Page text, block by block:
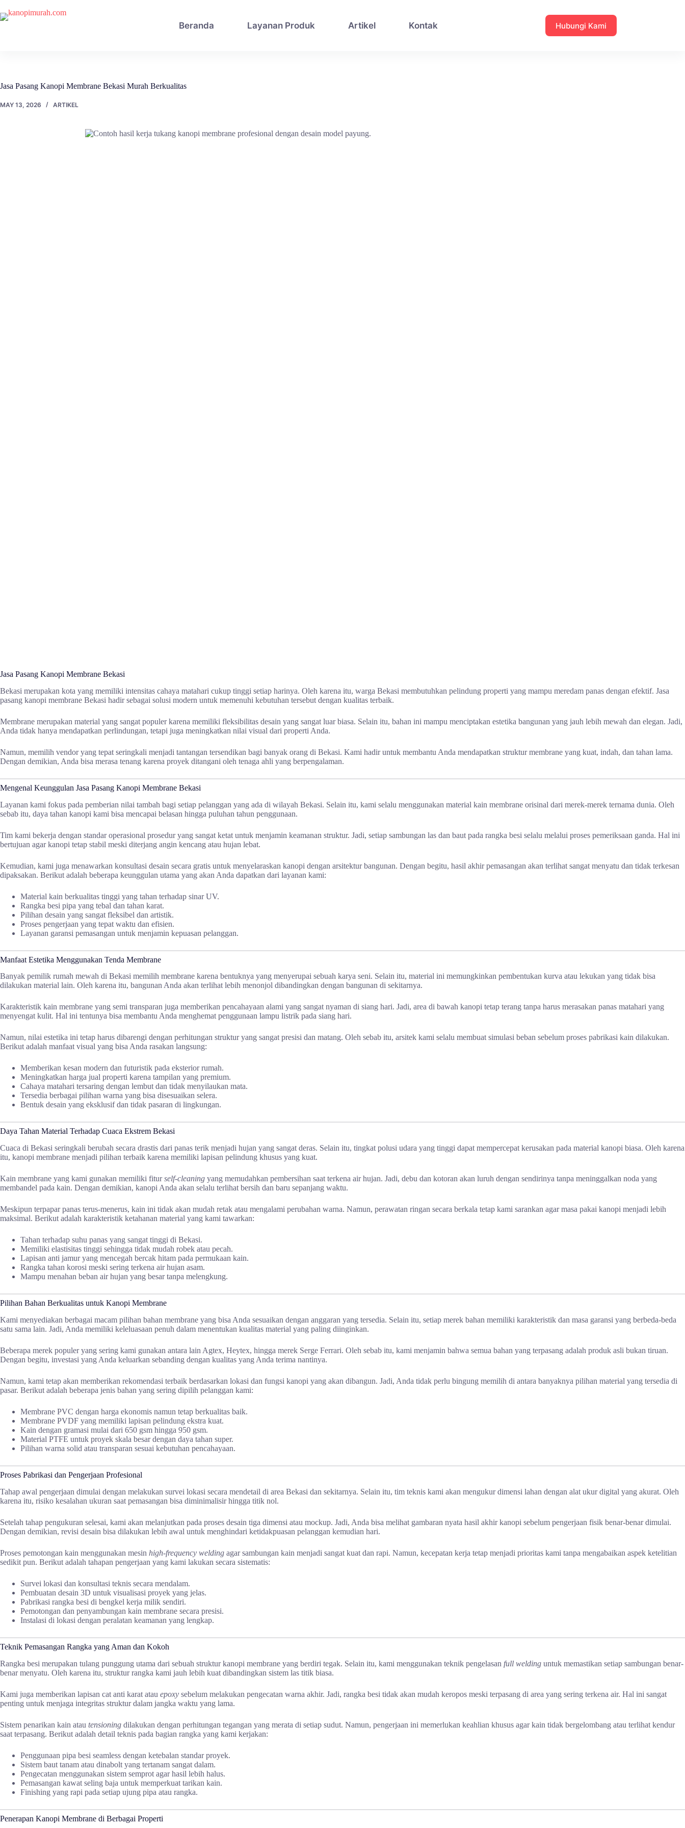
to
content
Beranda Layanan Produk Artikel Kontak Hubungi Kami
Jasa Pasang Kanopi Membrane Bekasi Murah Berkualitas
MAY 13, 2026 ARTIKEL
Jasa Pasang Kanopi Membrane Bekasi
Bekasi merupakan kota yang memiliki intensitas cahaya matahari cukup tinggi setiap harinya. Oleh karena itu, warga Bekasi membutuhkan pelindung properti yang mampu meredam panas dengan efektif. Jasa
pasang kanopi membrane Bekasi hadir sebagai solusi modern untuk memenuhi kebutuhan tersebut dengan kualitas terbaik.
Membrane merupakan material yang sangat populer karena memiliki fleksibilitas desain yang sangat luar biasa. Selain itu, bahan ini mampu menciptakan estetika bangunan yang jauh lebih mewah dan elegan. Jadi,
Anda tidak hanya mendapatkan perlindungan, tetapi juga meningkatkan nilai visual dari properti Anda.
Namun, memilih vendor yang tepat seringkali menjadi tantangan tersendikan bagi banyak orang di Bekasi. Kami hadir untuk membantu Anda mendapatkan struktur membrane yang kuat, indah, dan tahan lama.
Dengan demikian, Anda bisa merasa tenang karena proyek ditangani oleh tenaga ahli yang berpengalaman.
Mengenal Keunggulan Jasa Pasang Kanopi Membrane Bekasi
Layanan kami fokus pada pemberian nilai tambah bagi setiap pelanggan yang ada di wilayah Bekasi. Selain itu, kami selalu menggunakan material kain membrane orisinal dari merek-merek ternama dunia. Oleh
sebab itu, daya tahan kanopi kami bisa mencapai belasan hingga puluhan tahun penggunaan.
Tim kami bekerja dengan standar operasional prosedur yang sangat ketat untuk menjamin keamanan struktur. Jadi, setiap sambungan las dan baut pada rangka besi selalu melalui proses pemeriksaan ganda. Hal ini
bertujuan agar kanopi tetap stabil meski diterjang angin kencang atau hujan lebat.
Kemudian, kami juga menawarkan konsultasi desain secara gratis untuk menyelaraskan kanopi dengan arsitektur bangunan. Dengan begitu, hasil akhir pemasangan akan terlihat sangat menyatu dan tidak terkesan
dipaksakan. Berikut adalah beberapa keunggulan utama yang akan Anda dapatkan dari layanan kami:
Material kain berkualitas tinggi yang tahan terhadap sinar UV.
Rangka besi pipa yang tebal dan tahan karat.
Pilihan desain yang sangat fleksibel dan artistik.
Proses pengerjaan yang tepat waktu dan efisien.
Layanan garansi pemasangan untuk menjamin kepuasan pelanggan.
Manfaat Estetika Menggunakan Tenda Membrane
Banyak pemilik rumah mewah di Bekasi memilih membrane karena bentuknya yang menyerupai sebuah karya seni. Selain itu, material ini memungkinkan pembentukan kurva atau lekukan yang tidak bisa
dilakukan material lain. Oleh karena itu, bangunan Anda akan terlihat lebih menonjol dibandingkan dengan bangunan di sekitarnya.
Karakteristik kain membrane yang semi transparan juga memberikan pencahayaan alami yang sangat nyaman di siang hari. Jadi, area di bawah kanopi tetap terang tanpa harus merasakan panas matahari yang
menyengat kulit. Hal ini tentunya bisa membantu Anda menghemat penggunaan lampu listrik pada siang hari.
Namun, nilai estetika ini tetap harus dibarengi dengan perhitungan struktur yang sangat presisi dan matang. Oleh sebab itu, arsitek kami selalu membuat simulasi beban sebelum proses pabrikasi kain dilakukan.
Berikut adalah manfaat visual yang bisa Anda rasakan langsung:
Memberikan kesan modern dan futuristik pada eksterior rumah.
Meningkatkan harga jual properti karena tampilan yang premium.
Cahaya matahari tersaring dengan lembut dan tidak menyilaukan mata.
Tersedia berbagai pilihan warna yang bisa disesuaikan selera.
Bentuk desain yang eksklusif dan tidak pasaran di lingkungan.
Daya Tahan Material Terhadap Cuaca Ekstrem Bekasi
Cuaca di Bekasi seringkali berubah secara drastis dari panas terik menjadi hujan yang sangat deras. Selain itu, tingkat polusi udara yang tinggi dapat mempercepat kerusakan pada material kanopi biasa. Oleh karena
itu, kanopi membrane menjadi pilihan terbaik karena memiliki lapisan pelindung khusus yang kuat.
Kain membrane yang kami gunakan memiliki fiturself-cleaning yang memudahkan pembersihan saat terkena air hujan. Jadi, debu dan kotoran akan luruh dengan sendirinya tanpa meninggalkan noda yang
membandel pada kain. Dengan demikian, kanopi Anda akan selalu terlihat bersih dan baru sepanjang waktu.
Meskipun terpapar panas terus-menerus, kain ini tidak akan mudah retak atau mengalami perubahan warna. Namun, perawatan ringan secara berkala tetap kami sarankan agar masa pakai kanopi menjadi lebih
maksimal. Berikut adalah karakteristik ketahanan material yang kami tawarkan:
Tahan terhadap suhu panas yang sangat tinggi di Bekasi.
Memiliki elastisitas tinggi sehingga tidak mudah robek atau pecah.
Lapisan anti jamur yang mencegah bercak hitam pada permukaan kain.
Rangka tahan korosi meski sering terkena air hujan asam.
Mampu menahan beban air hujan yang besar tanpa melengkung.
Pilihan Bahan Berkualitas untuk Kanopi Membrane
Kami menyediakan berbagai macam pilihan bahan membrane yang bisa Anda sesuaikan dengan anggaran yang tersedia. Selain itu, setiap merek bahan memiliki karakteristik dan masa garansi yang berbeda-beda
satu sama lain. Jadi, Anda memiliki keleluasaan penuh dalam menentukan kualitas material yang paling diinginkan.
Beberapa merek populer yang sering kami gunakan antara lain Agtex, Heytex, hingga merek Serge Ferrari. Oleh sebab itu, kami menjamin bahwa semua bahan yang terpasang adalah produk asli bukan tiruan.
Dengan begitu, investasi yang Anda keluarkan sebanding dengan kualitas yang Anda terima nantinya.
Namun, kami tetap akan memberikan rekomendasi terbaik berdasarkan lokasi dan fungsi kanopi yang akan dibangun. Jadi, Anda tidak perlu bingung memilih di antara banyaknya pilihan material yang tersedia di
pasar. Berikut adalah beberapa jenis bahan yang sering dipilih pelanggan kami:
Membrane PVC dengan harga ekonomis namun tetap berkualitas baik.
Membrane PVDF yang memiliki lapisan pelindung ekstra kuat.
Kain dengan gramasi mulai dari 650 gsm hingga 950 gsm.
Material PTFE untuk proyek skala besar dengan daya tahan super.
Pilihan warna solid atau transparan sesuai kebutuhan pencahayaan.
Proses Pabrikasi dan Pengerjaan Profesional
Tahap awal pengerjaan dimulai dengan melakukan survei lokasi secara mendetail di area Bekasi dan sekitarnya. Selain itu, tim teknis kami akan mengukur dimensi lahan dengan alat ukur digital yang akurat. Oleh
karena itu, risiko kesalahan ukuran saat pemasangan bisa diminimalisir hingga titik nol.
Setelah tahap pengukuran selesai, kami akan melanjutkan pada proses desain tiga dimensi atau mockup. Jadi, Anda bisa melihat gambaran nyata hasil akhir kanopi sebelum pengerjaan fisik benar-benar dimulai.
Dengan demikian, revisi desain bisa dilakukan lebih awal untuk menghindari ketidakpuasan pelanggan kemudian hari.
Proses pemotongan kain menggunakan mesin high-frequency welding agar sambungan kain menjadi sangat kuat dan rapi. Namun, kecepatan kerja tetap menjadi prioritas kami tanpa mengabaikan aspek ketelitian
sedikit pun. Berikut adalah tahapan pengerjaan yang kami lakukan secara sistematis:
Survei lokasi dan konsultasi teknis secara mendalam.
Pembuatan desain 3D untuk visualisasi proyek yang jelas.
Pabrikasi rangka besi di bengkel kerja milik sendiri.
Pemotongan dan penyambungan kain membrane secara presisi.
Instalasi di lokasi dengan peralatan keamanan yang lengkap.
Teknik Pemasangan Rangka yang Aman dan Kokoh
Rangka besi merupakan tulang punggung utama dari sebuah struktur kanopi membrane yang berdiri tegak. Selain itu, kami menggunakan teknik pengelasan full welding untuk memastikan setiap sambungan benar-
benar menyatu. Oleh karena itu, struktur rangka kami jauh lebih kuat dibandingkan sistem las titik biasa.
Kami juga memberikan lapisan cat anti karat atau epoxy sebelum melakukan pengecatan warna akhir. Jadi, rangka besi tidak akan mudah keropos meski terpasang di area yang sering terkena air. Hal ini sangat
penting untuk menjaga integritas struktur dalam jangka waktu yang lama.
Sistem penarikan kain atau tensioning dilakukan dengan perhitungan tegangan yang merata di setiap sudut. Namun, pengerjaan ini memerlukan keahlian khusus agar kain tidak bergelombang atau terlihat kendur
saat terpasang. Berikut adalah detail teknis pada bagian rangka yang kami kerjakan:
Penggunaan pipa besi seamless dengan ketebalan standar proyek.
Sistem baut tanam atau dinabolt yang tertanam sangat dalam.
Pengecatan menggunakan sistem semprot agar hasil lebih halus.
Pemasangan kawat seling baja untuk memperkuat tarikan kain.
Finishing yang rapi pada setiap ujung pipa atau rangka.
Penerapan Kanopi Membrane di Berbagai Properti